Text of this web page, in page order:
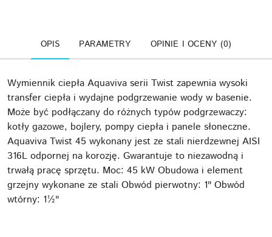
OPIS PARAMETRY OPINIE I OCENY (0)
Wymiennik ciepła Aquaviva serii Twist zapewnia wysoki
transfer ciepła i wydajne podgrzewanie wody w basenie.
Może być podłączany do różnych typów podgrzewaczy:
kotły gazowe, bojlery, pompy ciepła i panele słoneczne.
Aquaviva Twist 45 wykonany jest ze stali nierdzewnej AISI
316L odpornej na korozję. Gwarantuje to niezawodną i
trwałą pracę sprzętu. Moc: 45 kW Obudowa i element
grzejny wykonane ze stali Obwód pierwotny: 1" Obwód
wtórny: 1½"